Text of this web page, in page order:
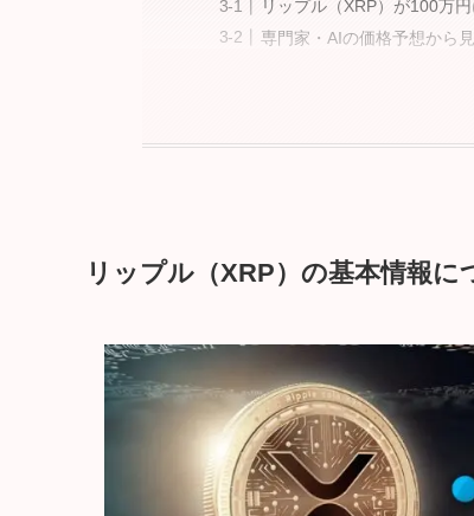
リップル（XRP）が100万
専門家・AIの価格予想から
リップル（XRP）の基本情報に